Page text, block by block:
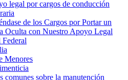
legal por cargos de conducción
de los Cargos por Portar un
Oculta con Nuestro Apoyo Legal
Menores
comunes sobre la manutención